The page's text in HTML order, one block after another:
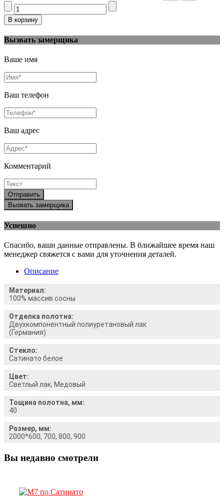
Вызвать замерщика
Ваше имя
Ваш телефон
Ваш адрес
Комментарий
Отправить
Вызвать замерщика
Успешно
Спасибо, ваши данные отправлены. В ближайшее время наш
менеджер свяжется с вами для уточнения деталей.
Описание
Материал:
100% массив сосны
Отделка полотна:
Двухкомпонентный полиуретановый лак
(Германия)
Стекло:
Сатинато белое
Цвет:
Светлый лак, Медовый
Тощина полотна, мм:
40
Размер, мм:
2000*600, 700, 800, 900
Вы недавно смотрели